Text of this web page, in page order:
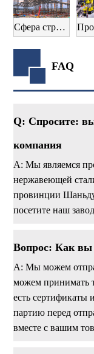
Сфера строительства
FAQ
Q: Спросите:
компания
A: Мы являемся
нержавеющей
провинции
посетите наш
Вопрос: Как вы
A: Мы можем
можем принимать
есть
партию перед
вместе с вашим